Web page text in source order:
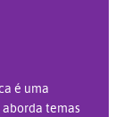
é uma
temas